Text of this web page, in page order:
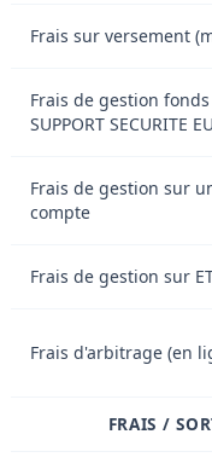
Frais sur versement
Frais de gestion
SUPPORT SECURITE
Frais de gestion sur
compte
Frais de gestion sur
Frais d'arbitrage (en
FRAIS /